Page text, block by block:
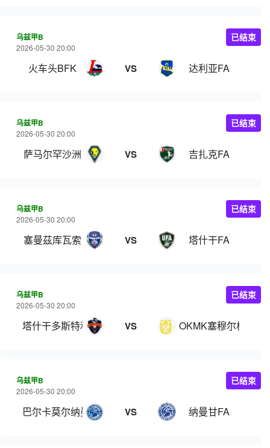
乌兹甲B
2026-05-30 20:00
火车头BFK VS 达利亚FA
已结束
乌兹甲B
2026-05-30 20:00
萨马尔罕沙洲 VS 吉扎克FA
已结束
乌兹甲B
2026-05-30 20:00
塞曼茲库瓦索 VS 塔什干FA
已结束
乌兹甲B
2026-05-30 20:00
塔什干多斯特利克 VS OKMK塞穆尔格安格
已结束
乌兹甲B
2026-05-30 20:00
巴尔卡莫尔纳曼干 VS 纳曼甘FA
已结束